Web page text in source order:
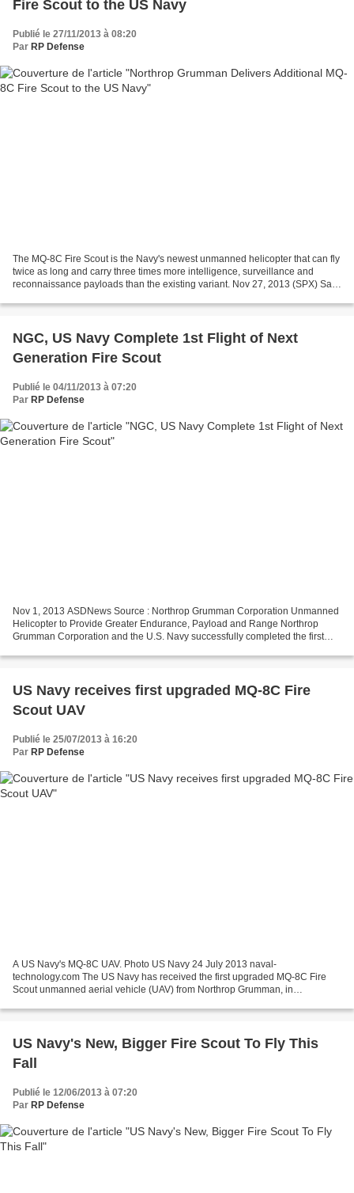
Fire Scout to the US Navy
Publié le 27/11/2013 à 08:20
Par RP Defense
The MQ-8C Fire Scout is the Navy's newest unmanned helicopter that can fly
twice as long and carry three times more intelligence, surveillance and
reconnaissance payloads than the existing variant. Nov 27, 2013 (SPX) San
NGC, US Navy Complete 1st Flight of Next
Generation Fire Scout
Publié le 04/11/2013 à 07:20
Par RP Defense
Nov 1, 2013 ASDNews Source : Northrop Grumman Corporation Unmanned
Helicopter to Provide Greater Endurance, Payload and Range Northrop
Grumman Corporation and the U.S. Navy successfully completed the first
US Navy receives first upgraded MQ-8C Fire
Scout UAV
Publié le 25/07/2013 à 16:20
Par RP Defense
A US Navy's MQ-8C UAV. Photo US Navy 24 July 2013 naval-
technology.com The US Navy has received the first upgraded MQ-8C Fire
Scout unmanned aerial vehicle (UAV) from Northrop Grumman, in
US Navy's New, Bigger Fire Scout To Fly This
Fall
Publié le 12/06/2013 à 07:20
Par RP Defense